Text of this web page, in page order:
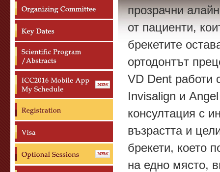
прозрачни
от пациенти,
брекетите
ортодонтът
VD Dent работи
Invisalign и
консултация с
възрастта и
брекети, което
на едно място,